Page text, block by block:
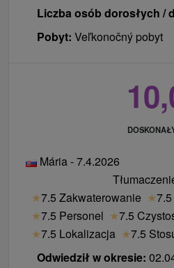
Liczba osób dorosłych /
Pobyt: Veľkonočný pobyt
Mária - 7.4.2026
★7.5 Zakwaterowanie ★
★7.5 Personel ★7.5
★7.5 Lokalizacja ★7.5
Odwiedził w okresie: